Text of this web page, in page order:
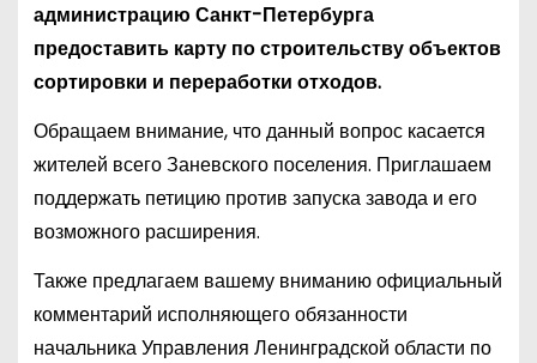
администрацию Санкт-Петербурга
предоставить карту по строительству объектов
сортировки и переработки отходов.
Обращаем внимание, что данный вопрос касается
жителей всего Заневского поселения. Приглашаем
поддержать петицию против запуска завода и его
возможного расширения.
Также предлагаем вашему вниманию официальный
комментарий исполняющего обязанности
начальника Управления Ленинградской области по